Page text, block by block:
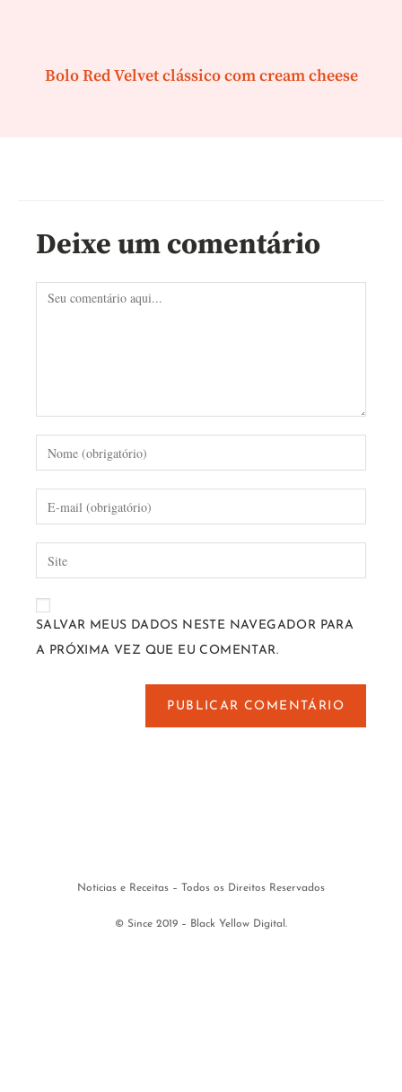
Bolo Red Velvet clássico com cream cheese
Deixe um comentário
SALVAR MEUS DADOS NESTE NAVEGADOR PARA
A PRÓXIMA VEZ QUE EU COMENTAR.
Notícias e Receitas – Todos os Direitos Reservados
© Since 2019 – Black Yellow Digital.